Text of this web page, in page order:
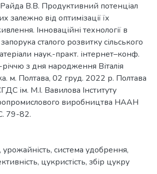
В.В. Продуктивний потенціал
залежно від оптимізації їх
Інноваційні технології в
сталого розвитку сільського
наук.-практ. інтернет–конф.
з дня народження Віталія
м. Полтава, 02 груд. 2022 р. Полтава
ім. М.І. Вавилова Інституту
виробництва НААН
79-82.
, урожайність, система удобрення,
, цукристість, збір цукру